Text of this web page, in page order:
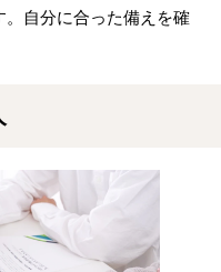
自分に合った備えを確